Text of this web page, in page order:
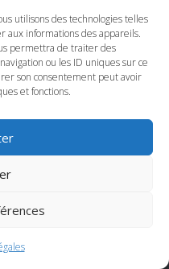
utilisons des technologies telles
aux informations des appareils.
permettra de traiter des
ou les ID uniques sur ce
son consentement peut avoir
et fonctions.
actualisé pour mieux vous
et à tous.
© 2026. Tous droits